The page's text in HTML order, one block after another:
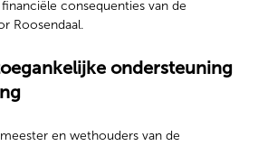
consequenties van de
Roosendaal.
ondersteuning
en wethouders van de